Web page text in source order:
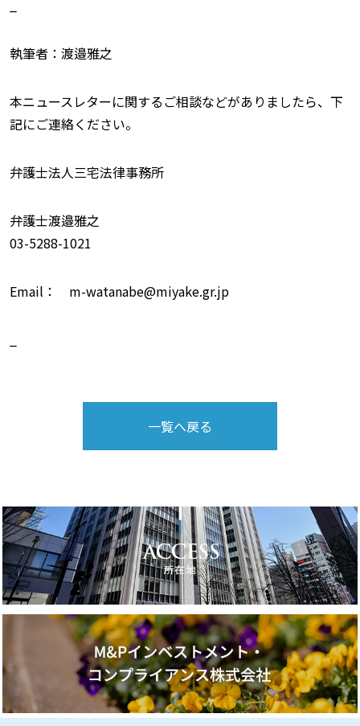
執筆者：渡邉雅之
本ニュースレターに関するご相談などがありましたら、下
記にご連絡ください。
弁護士法人三宅法律事務所
弁護士渡邉雅之
03-5288-1021
Email： m-watanabe@miyake.gr.jp
一覧へ戻る